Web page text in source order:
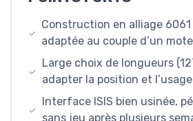
Construction en alliage
adaptée au couple d’un
Large choix de longueurs
adapter la position et l’usage
Interface ISIS bien usinée,
sans jeu après plusieurs